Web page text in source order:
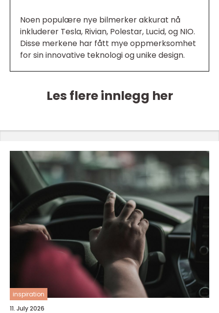
Noen populære nye bilmerker akkurat nå
inkluderer Tesla, Rivian, Polestar, Lucid, og NIO.
Disse merkene har fått mye oppmerksomhet
for sin innovative teknologi og unike design.
Les flere innlegg her
inspiration
11. July 2026